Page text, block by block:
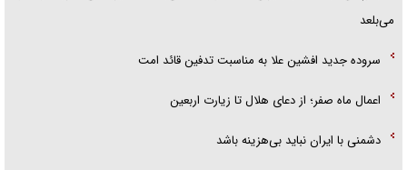
می‌بلعد
سروده جدید افشین علا به مناسبت تدفین قائد امت
اعمال ماه صفر؛ از دعای هلال تا زیارت اربعین
دشمنی با ایران نباید بی‌هزینه باشد